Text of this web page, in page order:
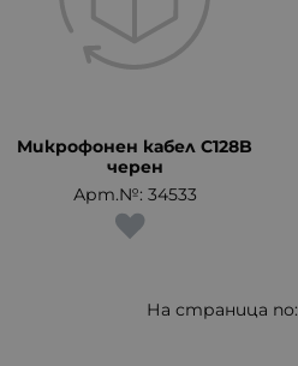
Микрофонен кабел C128B
черен
Арт.№: 34533
На страница по: